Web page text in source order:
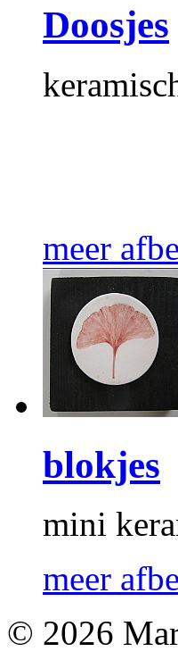
Doosjes
meer
blokjes
mini
meer
© 2026